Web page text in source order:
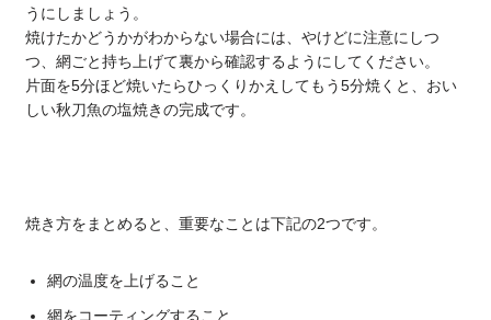
うにしましょう。
焼けたかどうかがわからない場合には、やけどに注意にしつ
つ、網ごと持ち上げて裏から確認するようにしてください。
片面を5分ほど焼いたらひっくりかえしてもう5分焼くと、おい
しい秋刀魚の塩焼きの完成です。
焼き方をまとめると、重要なことは下記の2つです。
網の温度を上げること
網をコーティングすること